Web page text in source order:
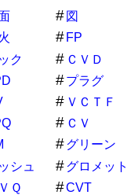
図
FP
ク
ＣＶＤ
プラグ
ＶＣＴＦ
ＣＶ
グリーン
シュ
グロメット
Ｑ
CVT